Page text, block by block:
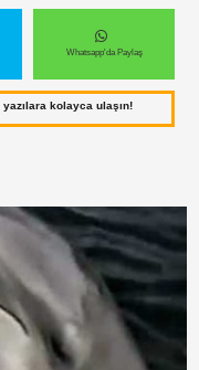
Whatsapp'da Paylaş
kolayca ulaşın!